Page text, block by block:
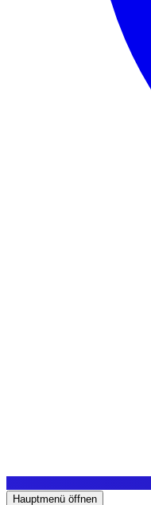
Hauptmenü öffnen